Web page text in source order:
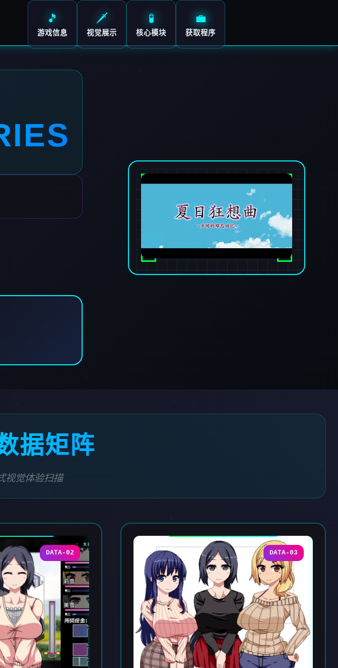
🎵
游戏信息
🗡️
视觉展示
🧪
核心模块
💼
获取程序
据矩阵
视觉体验扫描
DATA-02 DATA-03